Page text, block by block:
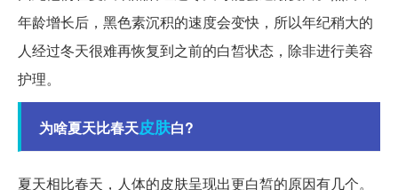
年龄增长后，黑色素沉积的速度会变快，所以年纪稍大的
人经过冬天很难再恢复到之前的白皙状态，除非进行美容
护理。
为啥夏天比春天皮肤白?
夏天相比春天，人体的皮肤呈现出更白皙的原因有几个。